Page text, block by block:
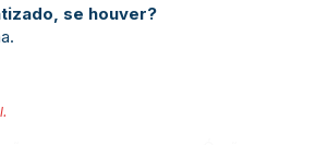
se houver?